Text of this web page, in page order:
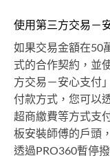
使用第三方交易－
如果交易金額在50
式的合作契約，並
方交易－安心支付
付款方式，您可以
超商繳費等方式支
板安裝師傅的戶頭
透過PRO360暫停